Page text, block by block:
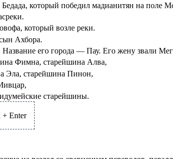
который победил мадианитян на поле
который возле реки.
Ахбора.
его города — Пау. Его жену звали
Фимна, старейшина Алва,
Эла, старейшина Пинон,
старейшины.
+ Enter